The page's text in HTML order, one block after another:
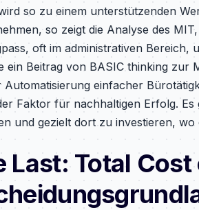
so zu einem unterstützenden
so zeigt die Analyse des
oft im administrativen Bereich,
ein Beitrag von BASIC thinking zur
einfacher
Faktor für nachhaltigen Erfolg. Es
und gezielt dort zu investieren, wo
Last: Total